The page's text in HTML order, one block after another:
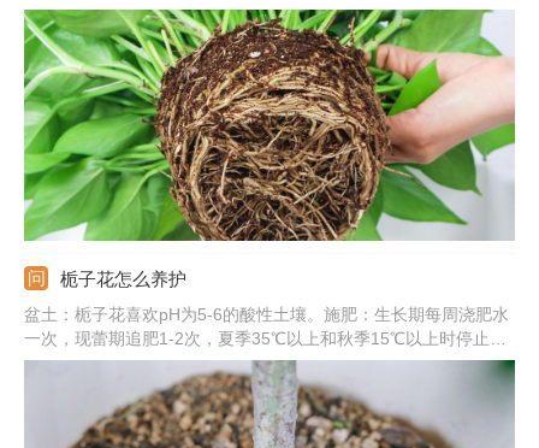
需要及时浇水，一次浇透，秋冬减少浇水和施肥。常见病害：炭疽
病、根腐病、叶斑病。
栀子花怎么养护
盆土：栀子花喜欢pH为5-6的酸性土壤。施肥：生长期每周浇肥水
一次，现蕾期追肥1-2次，夏季35℃以上和秋季15℃以上时停止施
肥。浇水：保持盆土湿润，晚上可喷雾将叶片淋湿。光照：要充
足，除七八月份正午外可放在阳光下养护。